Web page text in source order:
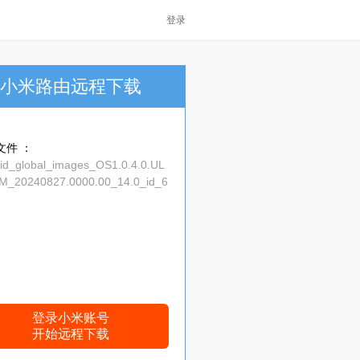
登录
小米路由远程下载
件 ：
登录小米账号
开始远程下载